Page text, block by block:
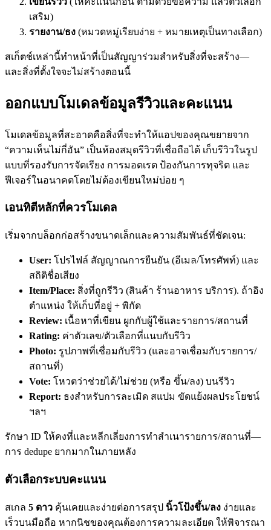
เสริม)
รายงาน/ธง (หมวดหมู่เรียบง่าย + หมายเหตุเป็นทางเลือก)
สเก็ตช์เหล่านี้ทำหน้าที่เป็นสัญญาร่วมสำหรับสิ่งที่จะสร้าง—
และสิ่งที่ตั้งใจจะไม่สร้างตอนนี้
ออกแบบโมเดลข้อมูลรีวิวและคะแนน
โมเดลข้อมูลที่สะอาดคือสิ่งที่จะทำให้แอปของคุณขยายจาก
“ความเห็นไม่กี่อัน” เป็นห้องสมุดรีวิวที่เชื่อถือได้ เก็บรีวิวในรูป
แบบที่รองรับการจัดเรียง การมอดเรต ป้องกันการทุจริต และ
ฟีเจอร์ในอนาคตโดยไม่ต้องเขียนใหม่บ่อย ๆ
เอนทิตีหลักที่ควรโมเดล
เริ่มจากบล็อกก่อสร้างขนาดเล็กและความสัมพันธ์ที่ชัดเจน:
User: โปรไฟล์ สัญญาณการยืนยัน (อีเมล/โทรศัพท์) และ
สถิติชื่อเสียง
Item/Place: สิ่งที่ถูกรีวิว (สินค้า ร้านอาหาร บริการ). ถ้าอิง
ตำแหน่ง ให้เก็บที่อยู่ + พิกัด
Review: เนื้อหาที่เขียน ผูกกับผู้ใช้และรายการ/สถานที่
Rating: ค่าตัวเลข/ตัวเลือกที่แนบกับรีวิว
Photo: รูปภาพที่เชื่อมกับรีวิว (และอาจเชื่อมกับรายการ/
สถานที่)
Vote: โหวตว่าช่วยได้/ไม่ช่วย (หรือ ขึ้น/ลง) บนรีวิว
Report: ธงสำหรับการละเมิด สแปม ขัดแย้งผลประโยชน์
ฯลฯ
รักษา ID ให้คงที่และหลีกเลี่ยงการทำสำเนารายการ/สถานที่—
การ dedupe ยากมากในภายหลัง
ตัวเลือกระบบคะแนน
สเกล 5 ดาว คุ้นเคยและง่ายต่อการสรุป นิ้วโป้งขึ้น/ลง ง่ายและ
เร็วบนมือถือ หากนิชของคุณต้องการความละเอียด ให้พิจารณา